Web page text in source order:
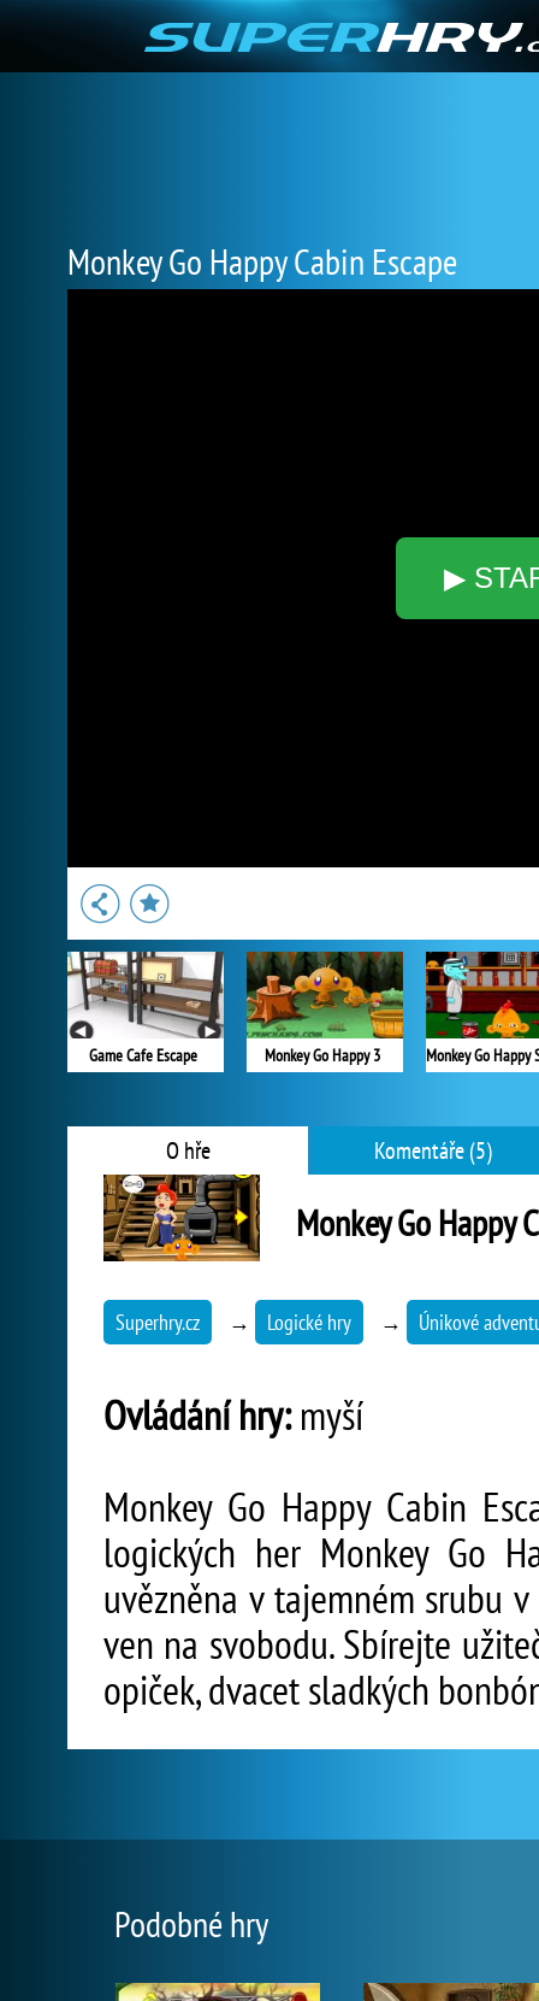
Monkey Go Happy Cabin Escape
▶
Game Cafe Escape Monkey Go Happy 3
O hře Komentáře (5)
Monkey Go Happy
Superhry.cz → Logické hry → Únikové
Ovládání hry:myší
Monkey Go Happy Cabin
logických her Monkey Go
uvězněna v tajemném srubu
ven na svobodu. Sbírejte
opiček, dvacet sladkých
Podobné hry